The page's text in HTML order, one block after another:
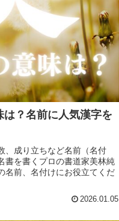
は？名前に人気漢字を
、成り立ちなど名前（名付
書を書くプロの書道家美林純
名前、名付けにお役立てくだ
2026.01.05